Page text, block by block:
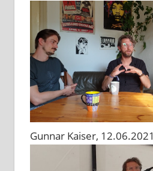
Gunnar Kaiser, 12.06.2021